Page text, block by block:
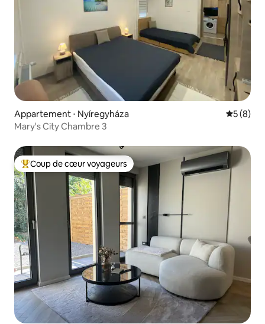
Appartement ⋅ Nyíregyháza
5 (8)
Mary's City Chambre 3
Coups de cœur voyageurs les plus appréciés
Coup de cœur voyageurs